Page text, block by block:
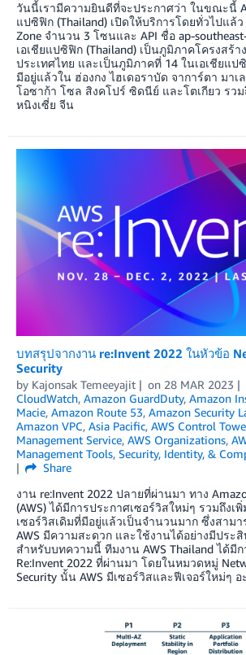
วันนี้เรามีความยินดีที่จะประกาศว่า ในขณะนี้
แปซิฟิก (Thailand) เปิดให้บริการโดยทั่วไปแล้
Zone จำนวน 3 โซนและ API ชื่อ ap-
เอเชียแปซิฟิก (Thailand) เป็นภูมิภาคโครงสร้
ประเทศไทย และเป็นภูมิภาคที่ 14 ในเอเชียแ
มีอยู่แล้วใน ฮ่องกง ไฮเดอราบัด จาการ์ตา มาเ
โอซาก้า โซล สิงคโปร์ ซิดนีย์ และโตเกียว รว
หนิงเซี่ย จีน
บทสรุปจากงาน re:Invent 2022 ในหัวข้อ
Security
by Kajonsak Temeeyajit on 28 MAR 2023
CloudWatch, Amazon GuardDuty, Amazon
Macie, Amazon Route 53, Amazon Security
Amazon VPC, Asia Pacific, AWS Control
Management Service, AWS Organizations,
Management Tools, Security, Identity, &
Share
งาน re:Invent 2022 ปลายที่ผ่านมา ทาง
(AWS) ได้มีการประกาศเซอร์วิสใหม่ๆ รวมถึงเ
เซอร์วิสเดิมที่มีอยู่แล้วเป็นจำนวนมาก ซึ่งสาม
AWS มีความสะดวก และใช้งานได้อย่างมีประ
สำหรับบทความนี้ ทีมงาน AWS Thailand ได้มี
Re:Invent 2022 ที่ผ่านมา โดยในหมวดหมู่
Security นั้น AWS มีเซอร์วิสและฟีเจอร์ใหม่ๆ อ